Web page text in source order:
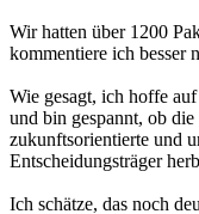
Wir hatten über 1200
kommentiere ich besser
Wie gesagt, ich hoffe
und bin gespannt, ob
zukunftsorientierte und
Entscheidungsträger
Ich schätze, das noch